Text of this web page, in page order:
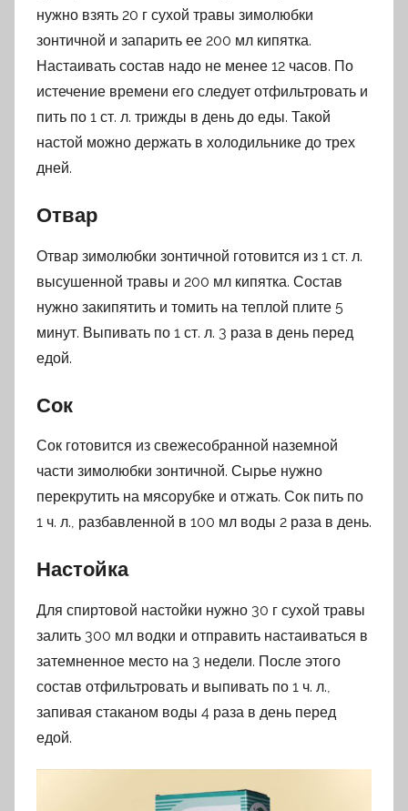
нужно взять 20 г сухой травы зимолюбки
зонтичной и запарить ее 200 мл кипятка.
Настаивать состав надо не менее 12 часов. По
истечение времени его следует отфильтровать и
пить по 1 ст. л. трижды в день до еды. Такой
настой можно держать в холодильнике до трех
дней.
Отвар
Отвар зимолюбки зонтичной готовится из 1 ст. л.
высушенной травы и 200 мл кипятка. Состав
нужно закипятить и томить на теплой плите 5
минут. Выпивать по 1 ст. л. 3 раза в день перед
едой.
Сок
Сок готовится из свежесобранной наземной
части зимолюбки зонтичной. Сырье нужно
перекрутить на мясорубке и отжать. Сок пить по
1 ч. л., разбавленной в 100 мл воды 2 раза в день.
Настойка
Для спиртовой настойки нужно 30 г сухой травы
залить 300 мл водки и отправить настаиваться в
затемненное место на 3 недели. После этого
состав отфильтровать и выпивать по 1 ч. л.,
запивая стаканом воды 4 раза в день перед
едой.